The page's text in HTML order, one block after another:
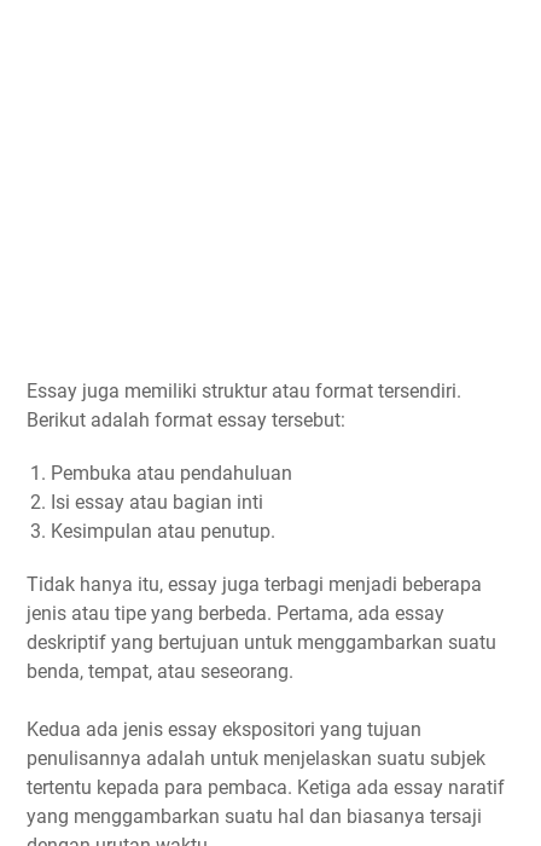
Essay juga memiliki struktur atau format tersendiri.
Berikut adalah format essay tersebut:
Pembuka atau pendahuluan
Isi essay atau bagian inti
Kesimpulan atau penutup.
Tidak hanya itu, essay juga terbagi menjadi beberapa
jenis atau tipe yang berbeda. Pertama, ada essay
deskriptif yang bertujuan untuk menggambarkan suatu
benda, tempat, atau seseorang.
Kedua ada jenis essay ekspositori yang tujuan
penulisannya adalah untuk menjelaskan suatu subjek
tertentu kepada para pembaca. Ketiga ada essay naratif
yang menggambarkan suatu hal dan biasanya tersaji